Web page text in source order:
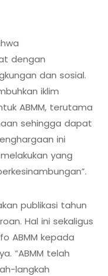
dengan
dan sosial.
iklim
ABMM, terutama
sehingga dapat
ini
yang
publikasi tahun
Hal ini sekaligus
ABMM kepada
“ABMM telah
langkah